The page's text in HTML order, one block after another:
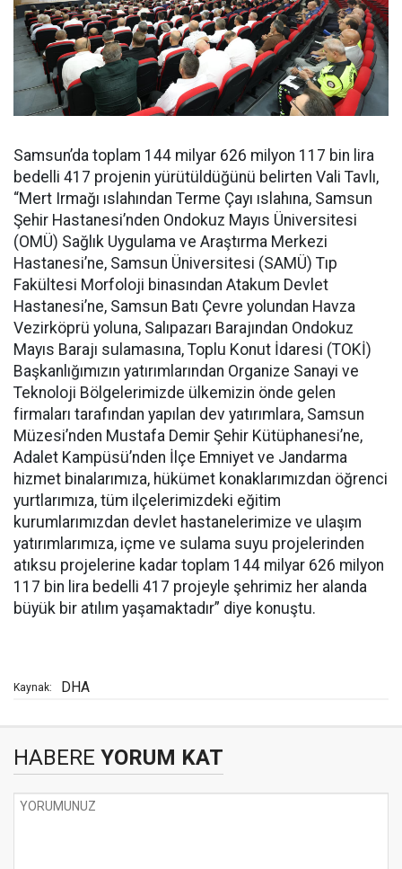
Samsun’da toplam 144 milyar 626 milyon 117 bin lira
bedelli 417 projenin yürütüldüğünü belirten Vali Tavlı,
“Mert Irmağı ıslahından Terme Çayı ıslahına, Samsun
Şehir Hastanesi’nden Ondokuz Mayıs Üniversitesi
(OMÜ) Sağlık Uygulama ve Araştırma Merkezi
Hastanesi’ne, Samsun Üniversitesi (SAMÜ) Tıp
Fakültesi Morfoloji binasından Atakum Devlet
Hastanesi’ne, Samsun Batı Çevre yolundan Havza
Vezirköprü yoluna, Salıpazarı Barajından Ondokuz
Mayıs Barajı sulamasına, Toplu Konut İdaresi (TOKİ)
Başkanlığımızın yatırımlarından Organize Sanayi ve
Teknoloji Bölgelerimizde ülkemizin önde gelen
firmaları tarafından yapılan dev yatırımlara, Samsun
Müzesi’nden Mustafa Demir Şehir Kütüphanesi’ne,
Adalet Kampüsü’nden İlçe Emniyet ve Jandarma
hizmet binalarımıza, hükümet konaklarımızdan öğrenci
yurtlarımıza, tüm ilçelerimizdeki eğitim
kurumlarımızdan devlet hastanelerimize ve ulaşım
yatırımlarımıza, içme ve sulama suyu projelerinden
atıksu projelerine kadar toplam 144 milyar 626 milyon
117 bin lira bedelli 417 projeyle şehrimiz her alanda
büyük bir atılım yaşamaktadır” diye konuştu.
Kaynak: DHA
HABERE YORUM KAT